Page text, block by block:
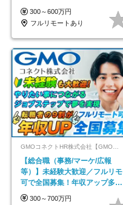
在宅勤務手当あり
300～600万円
フルリモートあり
GMOコネクトHR株式会社【GMOインターネットグループ】
【総合職（事務/マーケ/広報
等）】未経験大歓迎／フルリモ
可で全国募集！年収アップ多数
★年休最大130日★
300～700万円